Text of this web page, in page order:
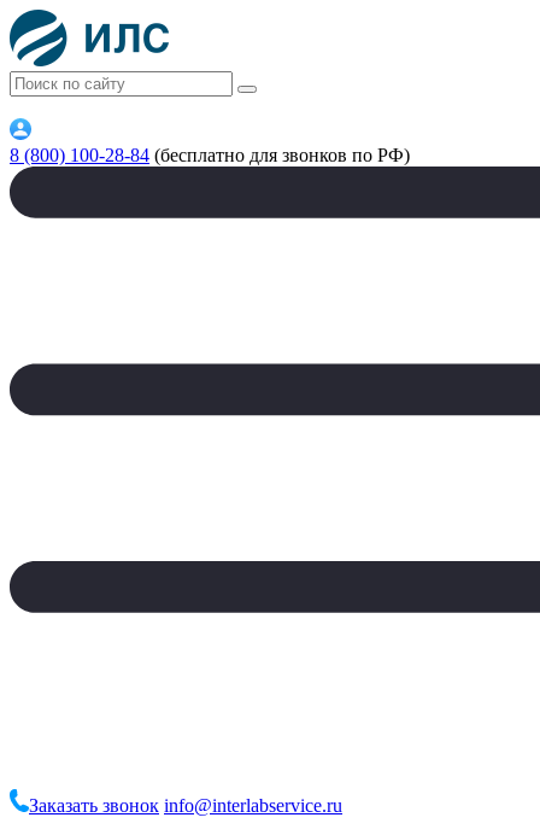
8 (800) 100-28-84 (бесплатно для звонков по РФ)
Заказать звонок info@interlabservice.ru